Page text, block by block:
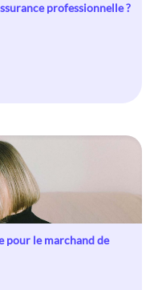
professionnelle ?
pour le marchand de